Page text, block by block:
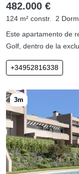
482.000 €
124 m² constr. 2
Este apartamento de
Golf, dentro de la
+34952816338